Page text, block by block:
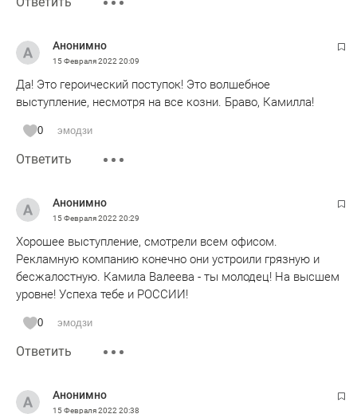
Анонимно
15 Февраля 2022 20:09
Да! Это героический поступок! Это волшебное
выступление, несмотря на все козни. Браво, Камилла!
0 эмодзи
Ответить
Анонимно
15 Февраля 2022 20:29
Хорошее выступление, смотрели всем офисом.
Рекламную компанию конечно они устроили грязную и
бесжалостную. Камила Валеева - ты молодец! На высшем
уровне! Успеха тебе и РОССИИ!
0 эмодзи
Ответить
Анонимно
15 Февраля 2022 20:38